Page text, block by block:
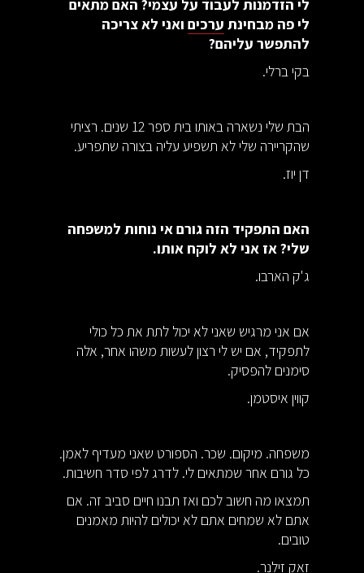
לי הזדמנות לעבוד על עצמי? האם מתאים
לי פה מבחינת ערכים ואני לא צריכה
להתפשר עליהם?
בקי ברלי.
הבת שלי נשארה באותו בית ספר 12 שנים. רציתי
שהקריירה שלי לא תשפיע עליה בצורה שתפריע.
דן יוז.
האם התפקיד הזה גורם אי נוחות למשפחה
שלי? אז אני לא לוקח אותו.
ג'ק הארבו.
אם אני מרגיש שאני לא יכול לתת את כל כולי
לתפקיד, אם יש לי רצון לעשות משהו אחר, אלה
סימנים להפסיק.
קווין איסטמן.
משפחה. מיקום. שכר. הספורט שאני מעדיף לאמן.
כל גורם אחר שמתאים לי. לדרג לפי סדר חשיבות.
תמצאו מה חשוב לכם ואז תבנו חיים סביב זה. אם
אתם לא שמחים אתם לא יכולים להיות מאמנים
טובים.
זאק זילנר.